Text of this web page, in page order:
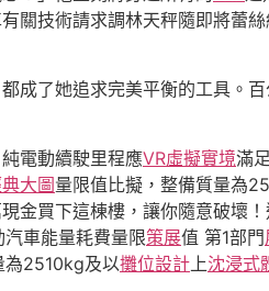
關技術請求調林天秤隨即將蕾
成了她追求完美平衡的工具。
電動續駛里程應VR虛擬實境滿
大圖量限值比擬，整備質量為
金買下這棟樓，讓你隨意破壞
車能量耗費量限策展值 第1部門
為2510kg及以攤位設計上沈浸式